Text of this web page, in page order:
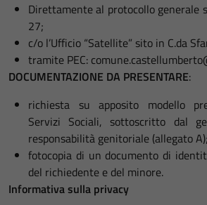
Direttamente al protocollo generale
27;
c/o l’Ufficio “Satellite” sito in C.da
tramite PEC:
DOCUMENTAZIONE DA PRESENTARE:
richiesta su apposito modello
Servizi Sociali, sottoscritto dal
responsabilità genitoriale (allegato A);
fotocopia di un documento di
del richiedente e del minore.
Informativa sulla privacy